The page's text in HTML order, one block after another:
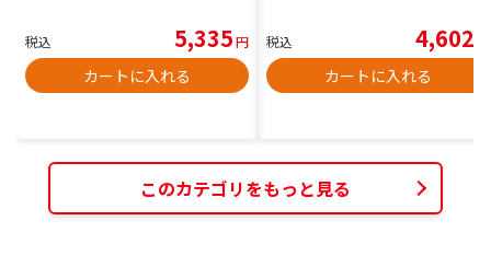
税込 5,335円
カートに入れる
税込 4,602
カートに入れる
このカテゴリをもっと見る